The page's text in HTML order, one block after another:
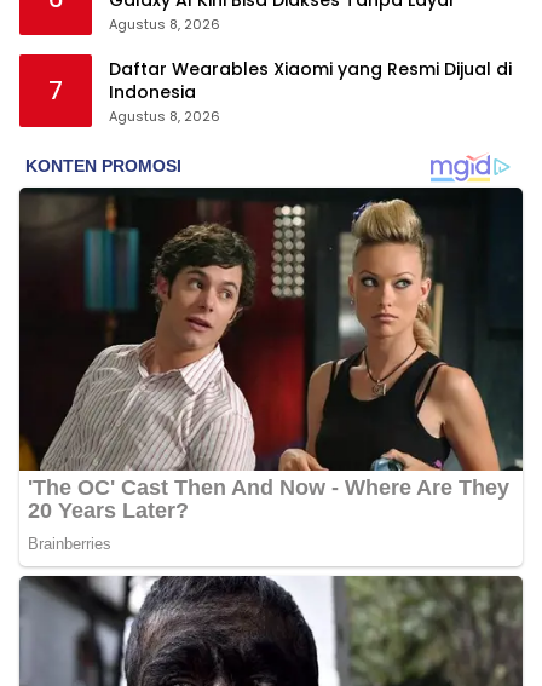
Agustus 8, 2026
7
Daftar Wearables Xiaomi yang Resmi Dijual di
Indonesia
Agustus 8, 2026